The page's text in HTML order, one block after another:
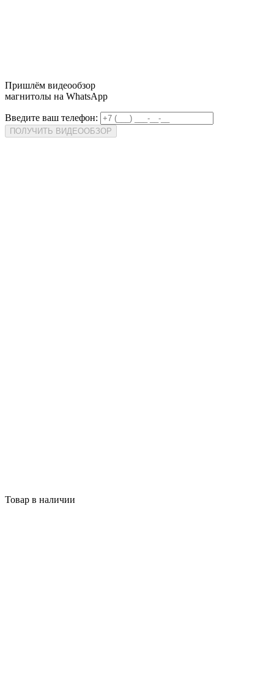
Пришлём видеообзор
магнитолы на WhatsApp
Введите ваш телефон:
ПОЛУЧИТЬ ВИДЕООБЗОР
Товар в наличии